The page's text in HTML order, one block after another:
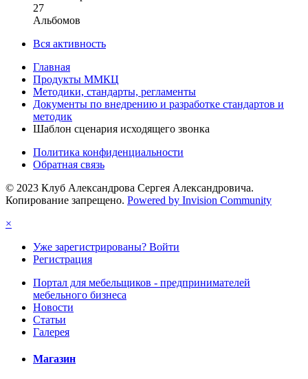
27
Альбомов
Вся активность
Главная
Продукты ММКЦ
Методики, стандарты, регламенты
Документы по внедрению и разработке стандартов и
методик
Шаблон сценария исходящего звонка
Политика конфиденциальности
Обратная связь
© 2023 Клуб Александрова Сергея Александровича.
Копирование запрещено. Powered by Invision Community
×
Уже зарегистрированы? Войти
Регистрация
Портал для мебельщиков - предпринимателей
мебельного бизнеса
Новости
Статьи
Галерея
Магазин